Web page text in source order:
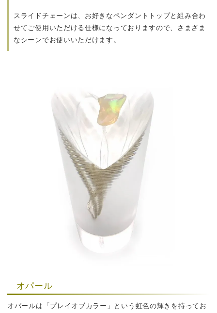
スライドチェーンは、お好きなペンダントトップと組み合わ
せてご使用いただける仕様になっておりますので、さまざま
なシーンでお使いいただけます。
オパール
オパールは「プレイオブカラー」という虹色の輝きを持ってお